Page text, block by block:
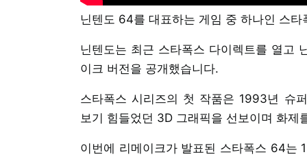
닌텐도 64를 대표하는 게임 중 하나인 스
닌텐도는 최근 스타폭스 다이렉트를 열고
이크 버전을 공개했습니다.
스타폭스 시리즈의 첫 작품은 1993년 슈
보기 힘들었던 3D 그래픽을 선보이며 화제
이번에 리메이크가 발표된 스타폭스 64는